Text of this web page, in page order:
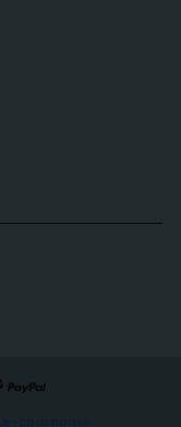
e-com.house